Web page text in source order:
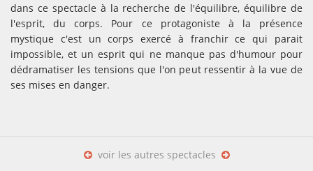
dans ce spectacle à la recherche de l'équilibre, équilibre de
l'esprit, du corps. Pour ce protagoniste à la présence
mystique c'est un corps exercé à franchir ce qui parait
impossible, et un esprit qui ne manque pas d'humour pour
dédramatiser les tensions que l'on peut ressentir à la vue de
ses mises en danger.
voir les autres spectacles